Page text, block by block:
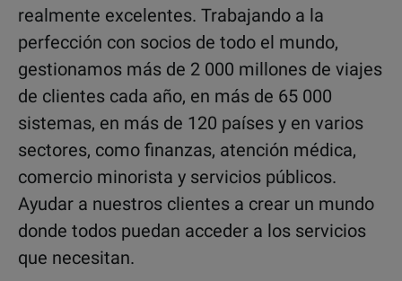
realmente excelentes. Trabajando a la
perfección con socios de todo el mundo,
gestionamos más de 2 000 millones de viajes
de clientes cada año, en más de 65 000
sistemas, en más de 120 países y en varios
sectores, como finanzas, atención médica,
comercio minorista y servicios públicos.
Ayudar a nuestros clientes a crear un mundo
donde todos puedan acceder a los servicios
que necesitan.